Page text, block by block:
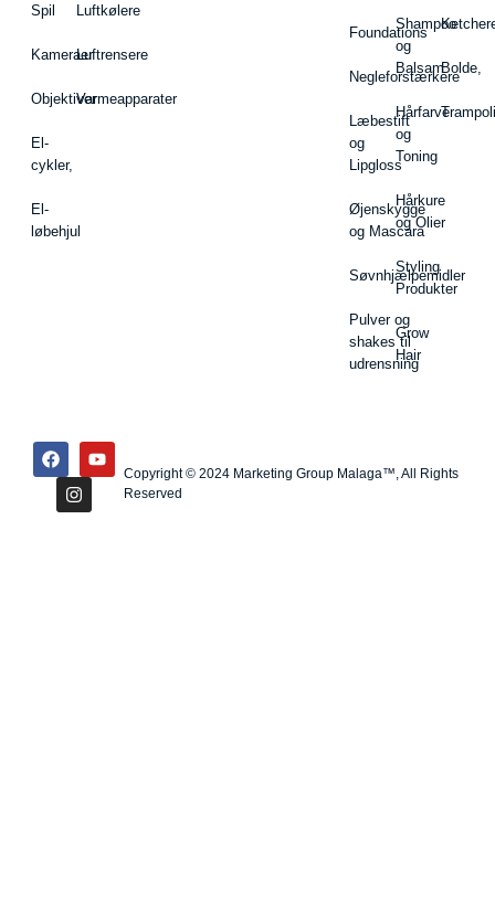
Spil
Kameraer
Objektiver
El-
cykler,
El-
løbehjul
Luftkølere
Luftrensere
Varmeapparater
Foundations
Negleforstærkere
Læbestift
og
Lipgloss
Øjenskygge
og Mascara
Søvnhjælpemidler
Pulver og
shakes til
udrensning
Shampoo
og
Balsam
Hårfarve
og
Toning
Hårkure
og Olier
Styling
Produkter
Grow
Hair
Bolde,
Copyright © 2024 Marketing Group Malaga™, All Rights
Reserved